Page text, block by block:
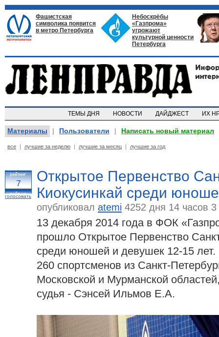
Фашистская
символика появится
в метро Петербурга
Небоскрёбы
«Газпрома»
угрожают
культурной ценности
Петербурга
ТЕМЫ ДНЯ НОВОСТИ ДАЙДЖЕСТ ИХ
Материалы | Пользователи | Написать новый материал
все | лучшие за неделю | лучшие за месяц | лучшие за год
7
голосовать
Открытое Первенство
Киокусинкай среди
опубликовал atemi 4252 дня 14 часов
13 декабря 2014 года в ФОК
прошло Открытое Первенство
среди юношей и девушек 12-15
260 спортсменов из Санкт-
Московской и Мурманской
судья - Сэнсей Ильмов Е.А.